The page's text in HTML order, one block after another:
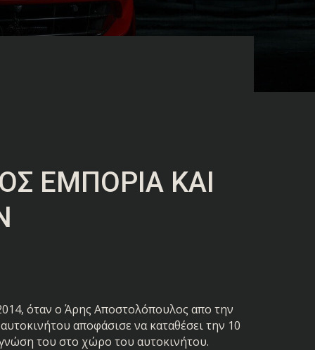
ΕΜΠΟΡΊΑ ΚΑΙ
όταν ο Άρης Αποστολόπουλος απο την
αποφάσισε να καταθέσει την 10
γνώση του στο χώρο του αυτοκινήτου.